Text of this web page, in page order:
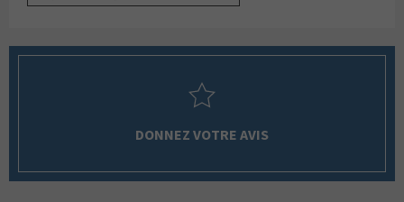
DONNEZ VOTRE AVIS